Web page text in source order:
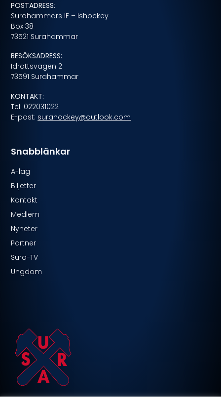
Snabblänkar
A-lag
Biljetter
Kontakt
Medlem
Nyheter
Partner
Sura-TV
Ungdom
POSTADRESS:
Surahammars IF – Ishockey
Box 38
73521 Surahammar
BESÖKSADRESS:
Idrottsvägen 2
73591 Surahammar
KONTAKT:
Tel: 022031022
E-post: surahockey@outlook.com